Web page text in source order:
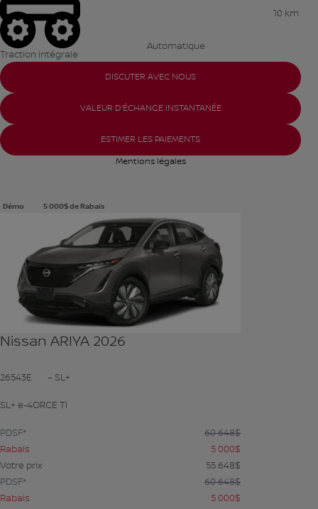
Traction intégrale
Automatique
10 km
DISCUTER AVEC NOUS
VALEUR D'ÉCHANGE INSTANTANÉE
ESTIMER LES PAIEMENTS
Mentions légales
Démo 5 000$de Rabais
VOIR PLUS
Nissan ARIYA 2026
26543E – SL+
SL+ e-4ORCE TI
PDSF* 60 648$
Rabais
5 000$
Votre prix
55 648$
PDSF*
60 648$
Rabais
5 000$